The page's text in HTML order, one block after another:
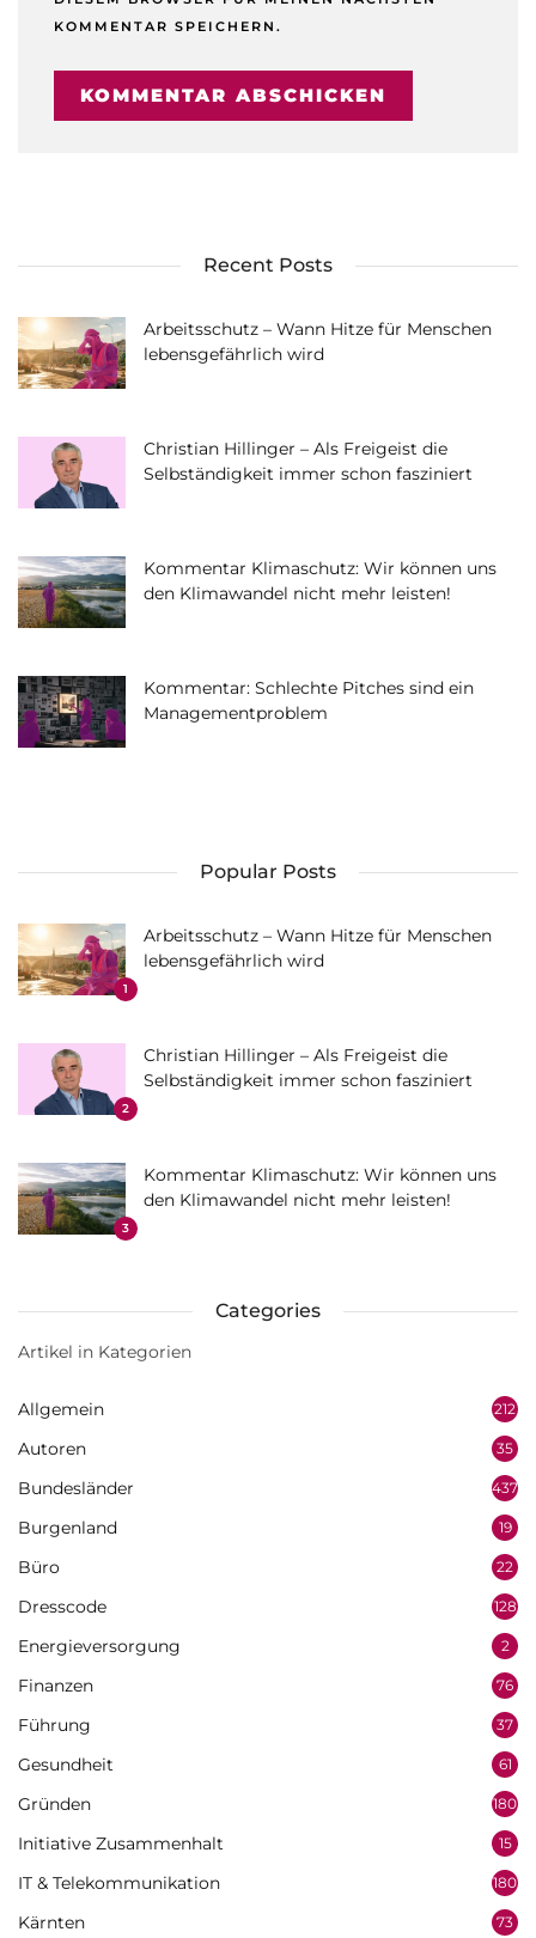
KOMMENTAR SPEICHERN.
Recent Posts
Arbeitsschutz – Wann Hitze für Menschen
lebensgefährlich wird
Christian Hillinger – Als Freigeist die
Selbständigkeit immer schon fasziniert
Kommentar Klimaschutz: Wir können uns
den Klimawandel nicht mehr leisten!
Kommentar: Schlechte Pitches sind ein
Managementproblem
Popular Posts
1
Arbeitsschutz – Wann Hitze für Menschen
lebensgefährlich wird
2
Christian Hillinger – Als Freigeist die
Selbständigkeit immer schon fasziniert
3
Kommentar Klimaschutz: Wir können uns
den Klimawandel nicht mehr leisten!
Categories
Artikel in Kategorien
Allgemein 212
Autoren 35
Bundesländer 437
Burgenland 19
Büro 22
Dresscode 128
Energieversorgung 2
Finanzen 76
Führung 37
Gesundheit 61
Gründen 180
Initiative Zusammenhalt 15
IT & Telekommunikation 180
Kärnten 73